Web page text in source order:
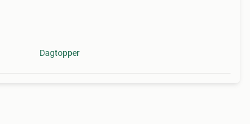
Dagtopper